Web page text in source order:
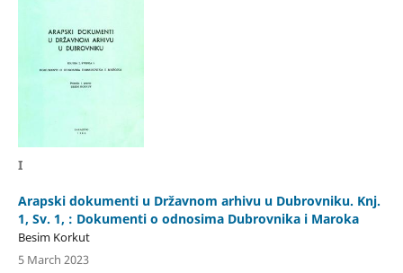
I
Arapski dokumenti u Državnom arhivu u Dubrovniku. Knj.
1, Sv. 1, : Dokumenti o odnosima Dubrovnika i Maroka
Besim Korkut
5 March 2023